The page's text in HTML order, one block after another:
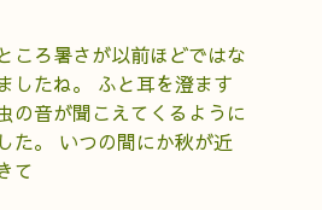
ころ暑さが以前ほどではな
したね。 ふと耳を澄ます
の音が聞こえてくるように
た。 いつの間にか秋が近
て